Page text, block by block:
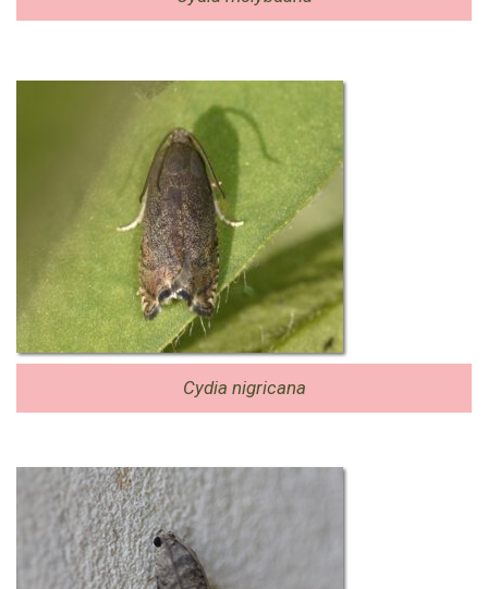
Cydia nigricana